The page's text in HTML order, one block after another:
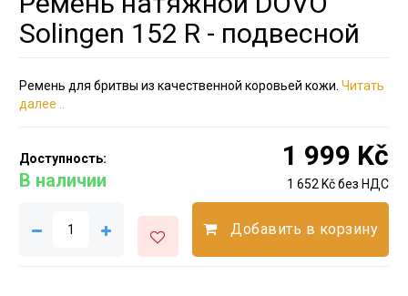
Solingen 152 R - подвесной
Ремень для бритвы из качественной коровьей кожи. Читать
далее ..
Доступность:
В наличии
1 999 Kč
1 652 Kč без НДС
Добавить в корзину